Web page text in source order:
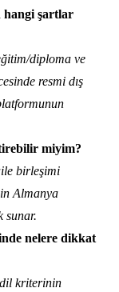
hangi şartlar
diploma ve
resmi dış
miyim?
birleşimi
Almanya
sunar.
nelere dikkat
dil kriterinin